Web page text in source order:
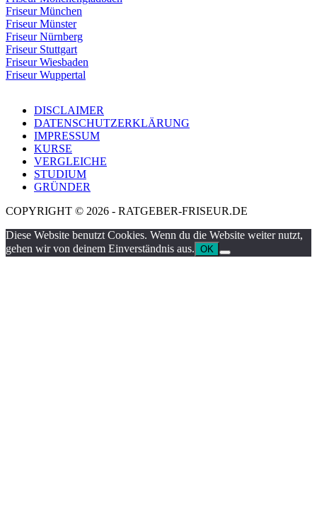
Friseur München
Friseur Münster
Friseur Nürnberg
Friseur Stuttgart
Friseur Wiesbaden
Friseur Wuppertal
DISCLAIMER
DATENSCHUTZERKLÄRUNG
IMPRESSUM
KURSE
VERGLEICHE
STUDIUM
GRÜNDER
COPYRIGHT © 2026 - RATGEBER-FRISEUR.DE
Diese Website benutzt Cookies. Wenn du die Website weiter nutzt,
gehen wir von deinem Einverständnis aus. OK